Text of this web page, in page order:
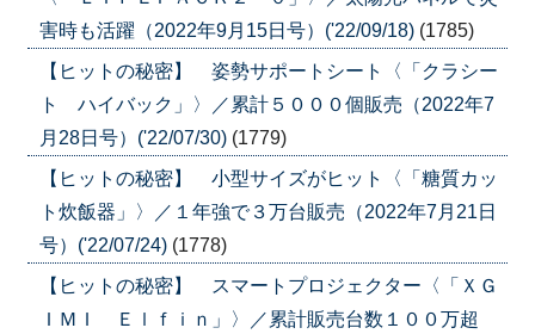
害時も活躍（2022年9月15日号）('22/09/18) (1785)
【ヒットの秘密】 姿勢サポートシート〈「クラシー
ト ハイバック」〉／累計５０００個販売（2022年7
月28日号）('22/07/30) (1779)
【ヒットの秘密】 小型サイズがヒット〈「糖質カッ
ト炊飯器」〉／１年強で３万台販売（2022年7月21日
号）('22/07/24) (1778)
【ヒットの秘密】 スマートプロジェクター〈「ＸＧ
ＩＭＩ Ｅｌｆｉｎ」〉／累計販売台数１００万超